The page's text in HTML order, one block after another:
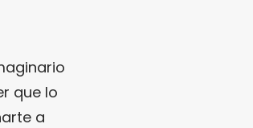
que lo
a